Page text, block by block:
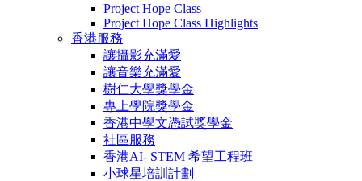
Project Hope Class
Project Hope Class Highlights
香港服務
讓攝影充滿愛
讓音樂充滿愛
樹仁大學獎學金
專上學院獎學金
香港中學文憑試獎學金
社區服務
香港AI- STEM 希望工程班
小球星培訓計劃